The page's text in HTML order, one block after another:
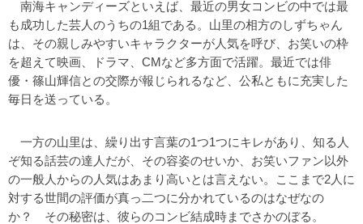
南海キャンディーズといえば、最近の男女コンビの中では最
も成功した芸人のうちの1組である。山里の相方のしずちゃん
は、その親しみやすいキャラクターが人気を呼び、お笑いの枠
を超えて映画、ドラマ、CMなど多方面で活躍。最近では俳
優・篠山輝信との交際が報じられるなど、公私ともに充実した
毎日を送っている。
一方の山里は、繰り出す言葉の1つ1つにキレがあり、知る人
ぞ知る話芸の達人だが、その容姿のせいか、お笑いファン以外
の一般人からの人気はあまり高いとは言えない。ここまで2人に
対する世間の評価が真っ二つに分かれているのはなぜなの
か？ その秘密は、彼らのコンビ結成時までさかのぼる。